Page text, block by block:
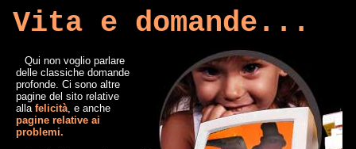
Vita e domande...
Qui non voglio parlare
delle classiche domande
profonde. Ci sono altre
pagine del sito relative
alla felicità, e anche
pagine relative ai
problemi.